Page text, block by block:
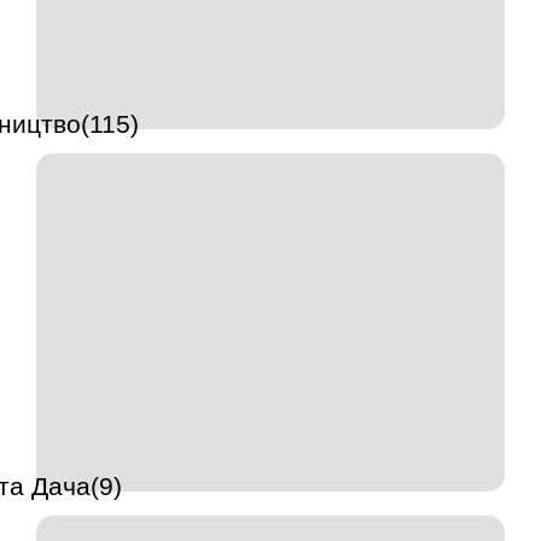
Дача(9)